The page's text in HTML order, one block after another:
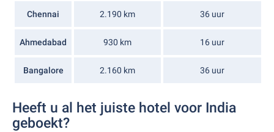
Chennai 2.190 km 36 uur
Ahmedabad 930 km 16 uur
Bangalore 2.160 km 36 uur
Heeft u al het juiste hotel voor India
geboekt?